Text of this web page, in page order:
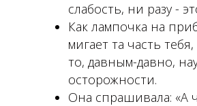
слабость, ни разу -
Как лампочка на
мигает та часть
то, давным-давно,
осторожности.
Она спрашивала: «А